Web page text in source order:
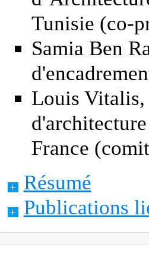
Tunisie (co-
Samia Ben
Louis Vitalis,
France
Résumé
Publications